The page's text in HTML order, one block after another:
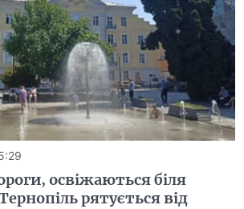
освіжаються біля
рятується від